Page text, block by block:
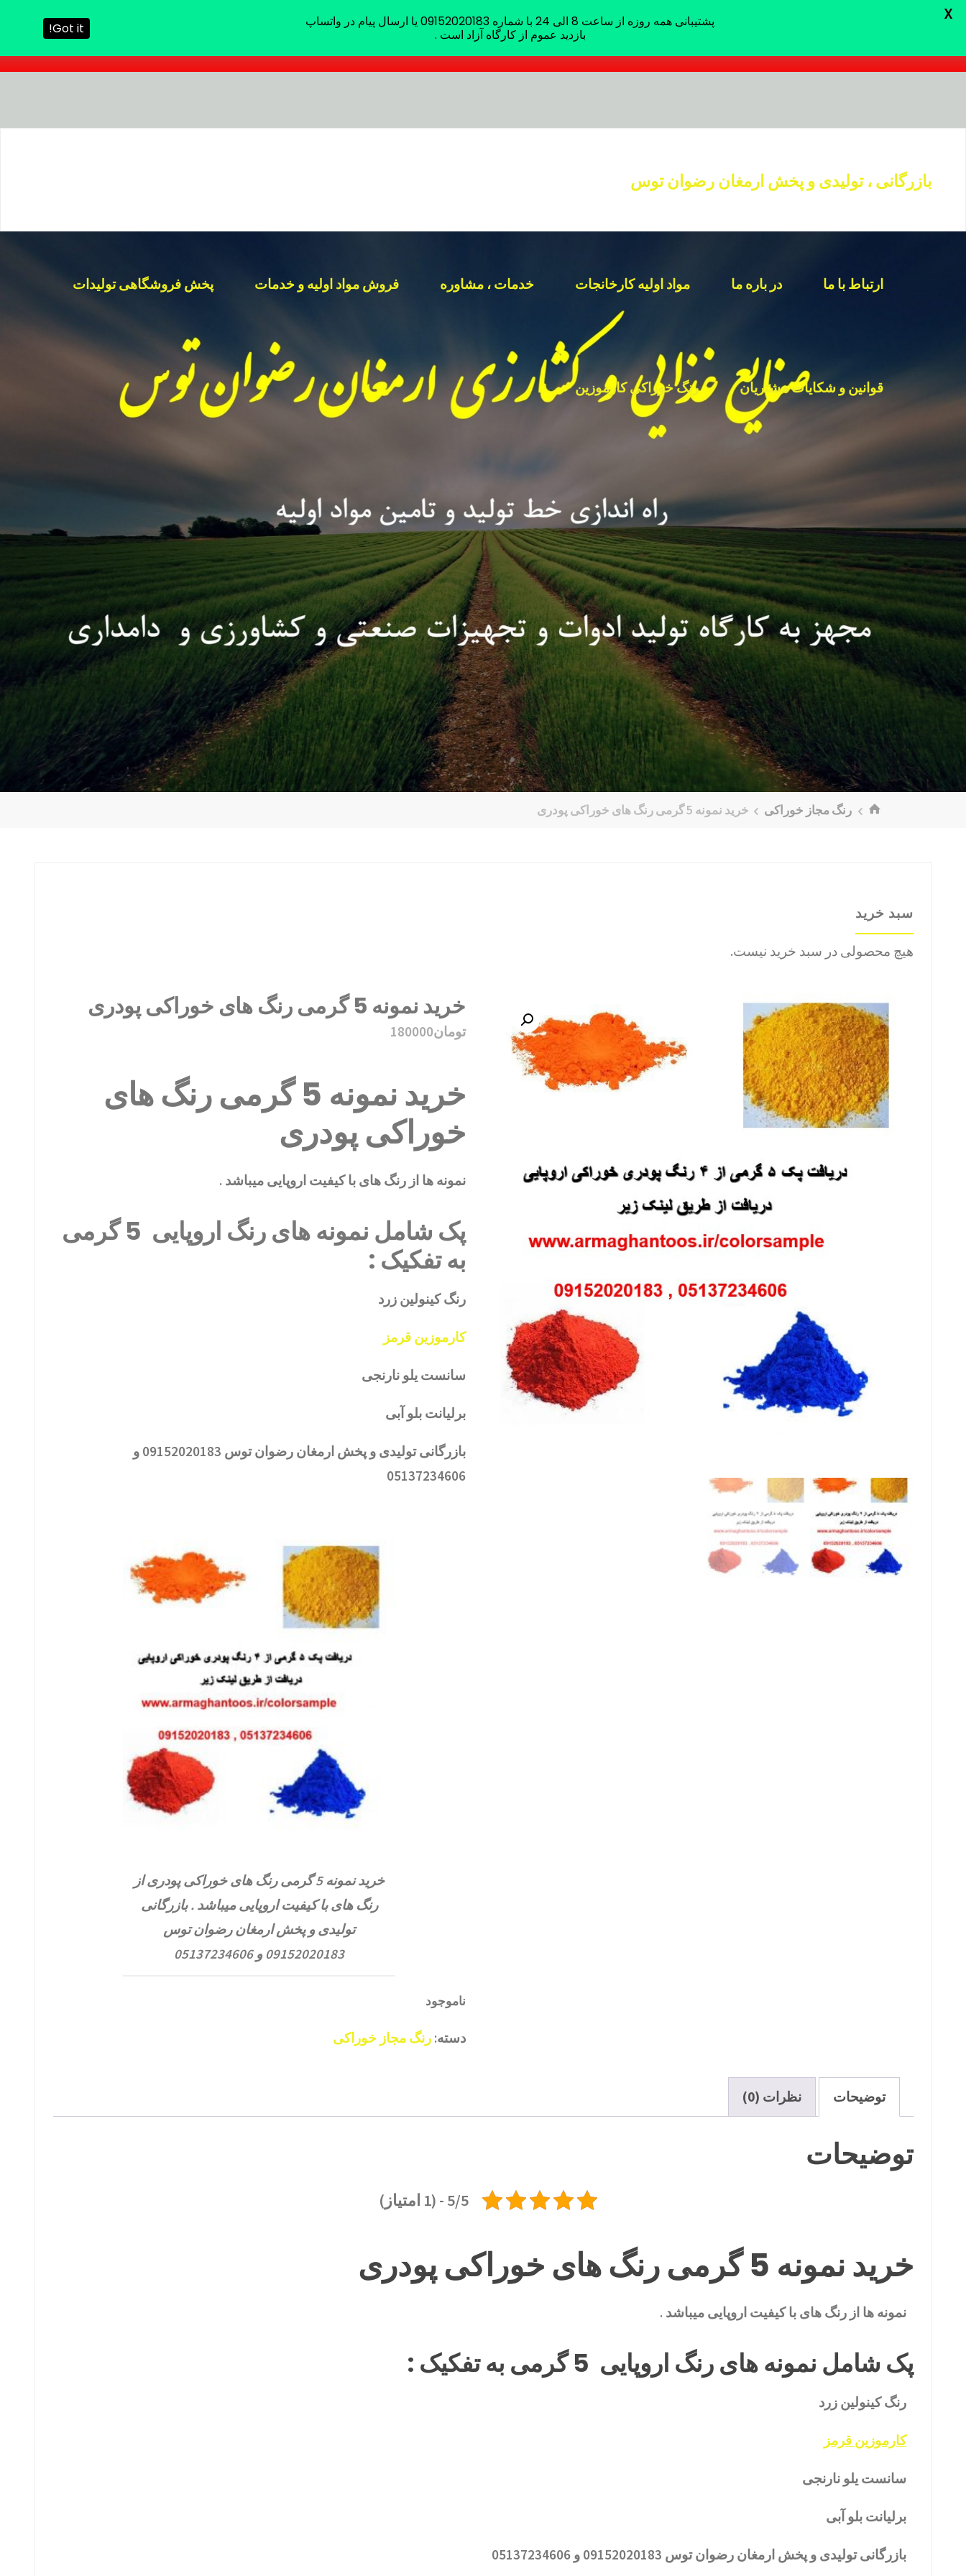
بازرگانی ، تولیدی و پخش ارمغان رضوان توس
ارتباط با ما در باره ما مواد اولیه کارخانجات خدمات ، مشاوره فروش مواد اولیه و خدمات پخش فروشگاهی تولیدات
قوانین و شکایات مشتریان رنگ خوراکی کارموزین
خانهرنگ مجاز خوراکی خرید نمونه 5 گرمی رنگ های خوراکی پودری
سبد خرید
هیچ محصولی در سبد خرید نیست.
خرید نمونه 5 گرمی رنگ های خوراکی پودری
تومان180000
خرید نمونه 5 گرمی رنگ های
خوراکی پودری
نمونه ها از رنگ های با کیفیت اروپایی میباشد .
پک شامل نمونه های رنگ اروپایی 5 گرمی
به تفکیک :
رنگ کینولین زرد
کارموزین قرمز
سانست یلو نارنجی
برلیانت بلو آبی
بازرگانی تولیدی و پخش ارمغان رضوان توس 09152020183 و
05137234606
خرید نمونه 5 گرمی رنگ های خوراکی پودری از
رنگ های با کیفیت اروپایی میباشد . بازرگانی
تولیدی و پخش ارمغان رضوان توس
09152020183 و 05137234606
ناموجود
دسته: رنگ مجاز خوراکی
توضیحات نظرات (0)
توضیحات
5/5 - (1 امتیاز)
خرید نمونه 5 گرمی رنگ های خوراکی پودری
نمونه ها از رنگ های با کیفیت اروپایی میباشد .
پک شامل نمونه های رنگ اروپایی 5 گرمی به تفکیک :
رنگ کینولین زرد
کارموزین قرمز
سانست یلو نارنجی
برلیانت بلو آبی
بازرگانی تولیدی و پخش ارمغان رضوان توس 09152020183 و 05137234606
پشتیبانی همه روزه از ساعت 8 الی 24 با شماره 09152020183 یا ارسال پیام در واتساپ
بازدید عموم از کارگاه آزاد است .
Got it!
X